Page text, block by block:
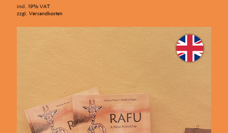
incl. 19% VAT
zzgl. Versandkosten